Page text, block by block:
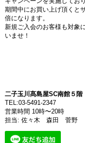
期間中にお買い上げ頂くと
倍になります。
新規ご入会のお客様も対象
いませ！
二子玉川髙島屋SC南館５階
TEL:03-5491-2347
営業時間 10時〜20時
担当: 佐々木 森田 菅野